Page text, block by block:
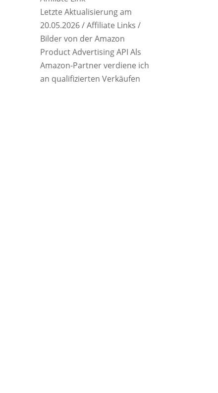
Letzte Aktualisierung am
20.05.2026 / Affiliate Links /
Bilder von der Amazon
Product Advertising API Als
Amazon-Partner verdiene ich
an qualifizierten Verkäufen